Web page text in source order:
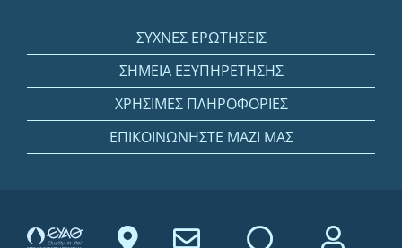
ΣΥΧΝΕΣ ΕΡΩΤΗΣΕΙΣ
ΣΗΜΕΙΑ ΕΞΥΠΗΡΕΤΗΣΗΣ
ΧΡΗΣΙΜΕΣ ΠΛΗΡΟΦΟΡΙΕΣ
ΕΠΙΚΟΙΝΩΝΗΣΤΕ ΜΑΖΙ ΜΑΣ